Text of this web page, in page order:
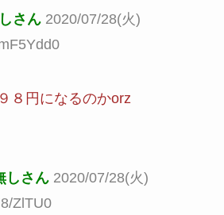
さん 2020/07/28(火)
８円になるのかorz
しさん 2020/07/28(火)
ZlTU0